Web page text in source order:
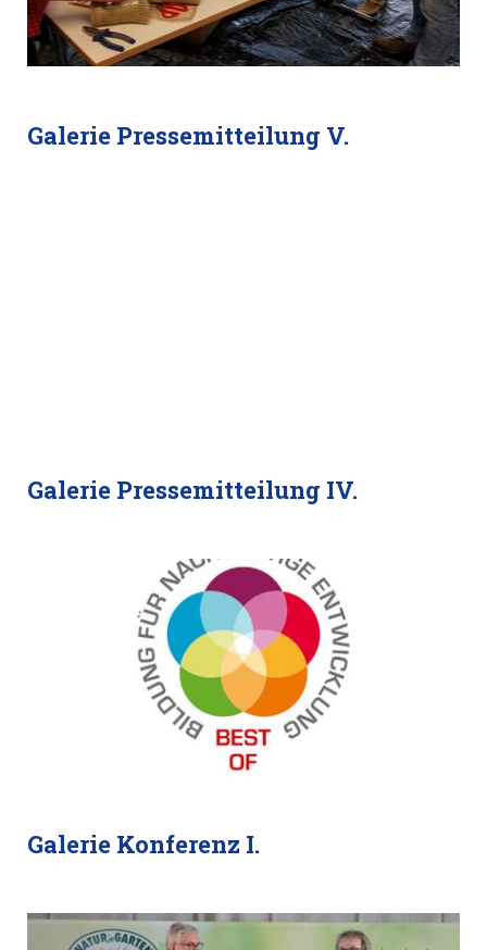
Galerie Pressemitteilung V.
Galerie Pressemitteilung IV.
Galerie Konferenz I.